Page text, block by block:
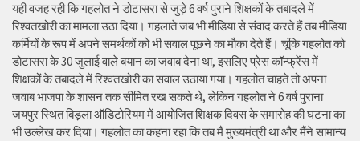
यही वजह रही कि गहलोत ने डोटासरा से जुड़े 6 वर्ष पुराने शिक्षकों के तबादले में
रिश्वतखोरी का मामला उठा दिया। गहलाते जब भी मीडिया से संवाद करते हैं तब मीडिया
कर्मियों के रूप में अपने समर्थकों को भी सवाल पूछने का मौका देते हैं। चूंकि गहलोत को
डोटासरा के 30 जुलाई वाले बयान का जवाब देना था, इसलिए प्रेस कॉन्फ्रेंस में
शिक्षकों के तबादले में रिश्वतखोरी का सवाल उठाया गया। गहलोत चाहते तो अपना
जवाब भाजपा के शासन तक सीमित रख सकते थे, लेकिन गहलोत ने 6 वर्ष पुराना
जयपुर स्थित बिड़ला ऑडिटोरियम में आयोजित शिक्षक दिवस के समारोह की घटना का
भी उल्लेख कर दिया। गहलोत का कहना रहा कि तब मैं मुख्यमंत्री था और मैंने सामान्य